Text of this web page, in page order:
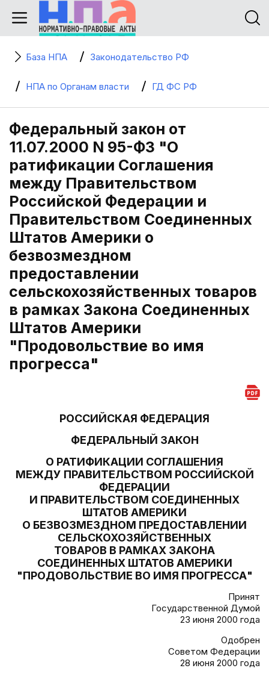
База НПА Законодательство РФ
НПА по Органам власти ГД ФС РФ
Федеральный закон от
11.07.2000 N 95-ФЗ "О
ратификации Соглашения
между Правительством
Российской Федерации и
Правительством Соединенных
Штатов Америки о
безвозмездном
предоставлении
сельскохозяйственных товаров
в рамках Закона Соединенных
Штатов Америки
"Продовольствие во имя
прогресса"
РОССИЙСКАЯ ФЕДЕРАЦИЯ
ФЕДЕРАЛЬНЫЙ ЗАКОН
О РАТИФИКАЦИИ СОГЛАШЕНИЯ
МЕЖДУ ПРАВИТЕЛЬСТВОМ РОССИЙСКОЙ
ФЕДЕРАЦИИ
И ПРАВИТЕЛЬСТВОМ СОЕДИНЕННЫХ
ШТАТОВ АМЕРИКИ
О БЕЗВОЗМЕЗДНОМ ПРЕДОСТАВЛЕНИИ
СЕЛЬСКОХОЗЯЙСТВЕННЫХ
ТОВАРОВ В РАМКАХ ЗАКОНА
СОЕДИНЕННЫХ ШТАТОВ АМЕРИКИ
"ПРОДОВОЛЬСТВИЕ ВО ИМЯ ПРОГРЕССА"
Принят
Государственной Думой
23 июня 2000 года
Одобрен
Советом Федерации
28 июня 2000 года